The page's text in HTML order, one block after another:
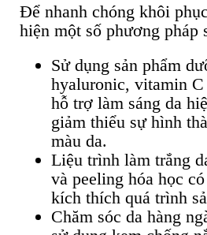
Để nhanh chóng khôi
hiện một số phương pháp
Sử dụng sản phẩm
hyaluronic, vitamin
hỗ trợ làm sáng da
giảm thiểu sự hình
màu da.
Liệu trình làm trắng
và peeling hóa học
kích thích quá trình
Chăm sóc da hàng